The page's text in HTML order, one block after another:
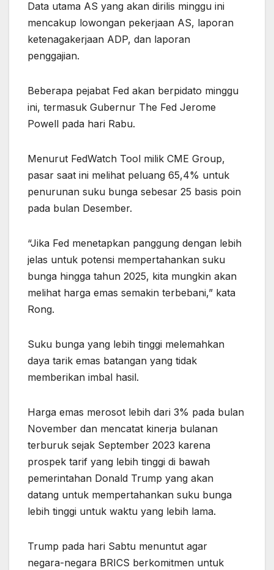
Data utama AS yang akan dirilis minggu ini
mencakup lowongan pekerjaan AS, laporan
ketenagakerjaan ADP, dan laporan
penggajian.
Beberapa pejabat Fed akan berpidato minggu
ini, termasuk Gubernur The Fed Jerome
Powell pada hari Rabu.
Menurut FedWatch Tool milik CME Group,
pasar saat ini melihat peluang 65,4% untuk
penurunan suku bunga sebesar 25 basis poin
pada bulan Desember.
“Jika Fed menetapkan panggung dengan lebih
jelas untuk potensi mempertahankan suku
bunga hingga tahun 2025, kita mungkin akan
melihat harga emas semakin terbebani,” kata
Rong.
Suku bunga yang lebih tinggi melemahkan
daya tarik emas batangan yang tidak
memberikan imbal hasil.
Harga emas merosot lebih dari 3% pada bulan
November dan mencatat kinerja bulanan
terburuk sejak September 2023 karena
prospek tarif yang lebih tinggi di bawah
pemerintahan Donald Trump yang akan
datang untuk mempertahankan suku bunga
lebih tinggi untuk waktu yang lebih lama.
Trump pada hari Sabtu menuntut agar
negara-negara BRICS berkomitmen untuk